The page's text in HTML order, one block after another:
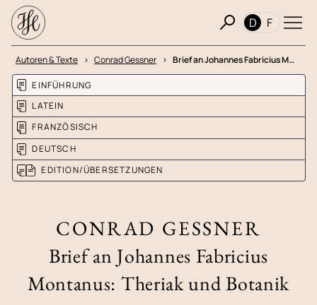
D F
Autoren & Texte Conrad Gessner Brief an Johannes Fabricius M…
EINFÜHRUNG
LATEIN
FRANZÖSISCH
DEUTSCH
EDITION/ÜBERSETZUNGEN
CONRAD GESSNER
Brief an Johannes Fabricius
Montanus: Theriak und Botanik